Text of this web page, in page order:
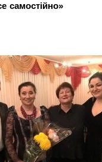
самостійно»